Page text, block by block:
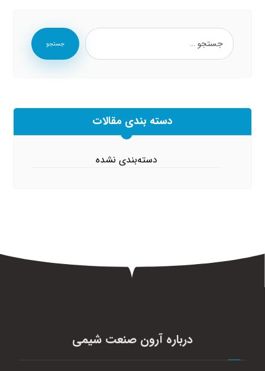
جستجو
دسته بندی مقالات
دسته‌بندی نشده
درباره آرون صنعت شیمی